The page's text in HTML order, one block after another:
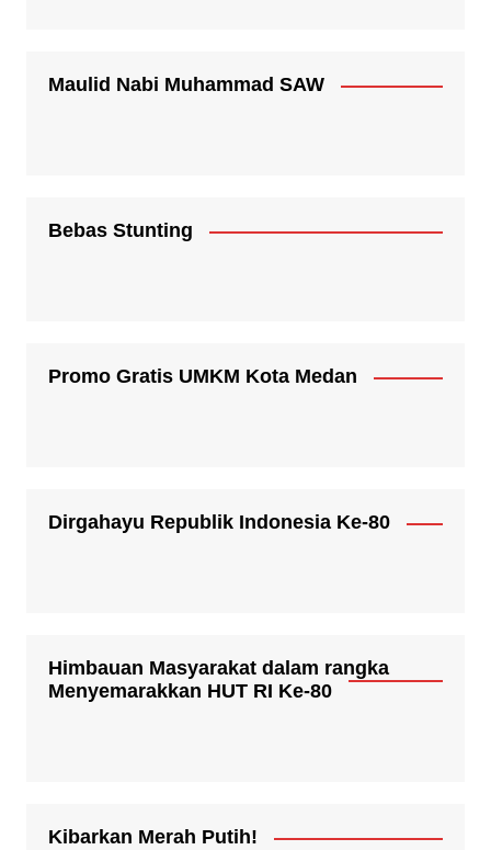
Maulid Nabi Muhammad SAW
Bebas Stunting
Promo Gratis UMKM Kota Medan
Dirgahayu Republik Indonesia Ke-80
Himbauan Masyarakat dalam rangka
Menyemarakkan HUT RI Ke-80
Kibarkan Merah Putih!